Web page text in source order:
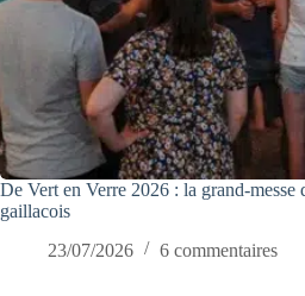
De Vert en Verre 2026 : la grand-messe
gaillacois
23/07/2026
6 commentaires